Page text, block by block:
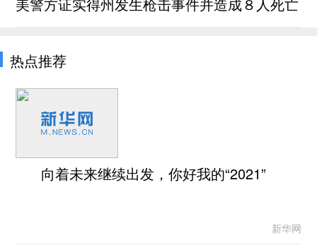
热点推荐
向着未来继续出发，你好我的“2021”
新华网